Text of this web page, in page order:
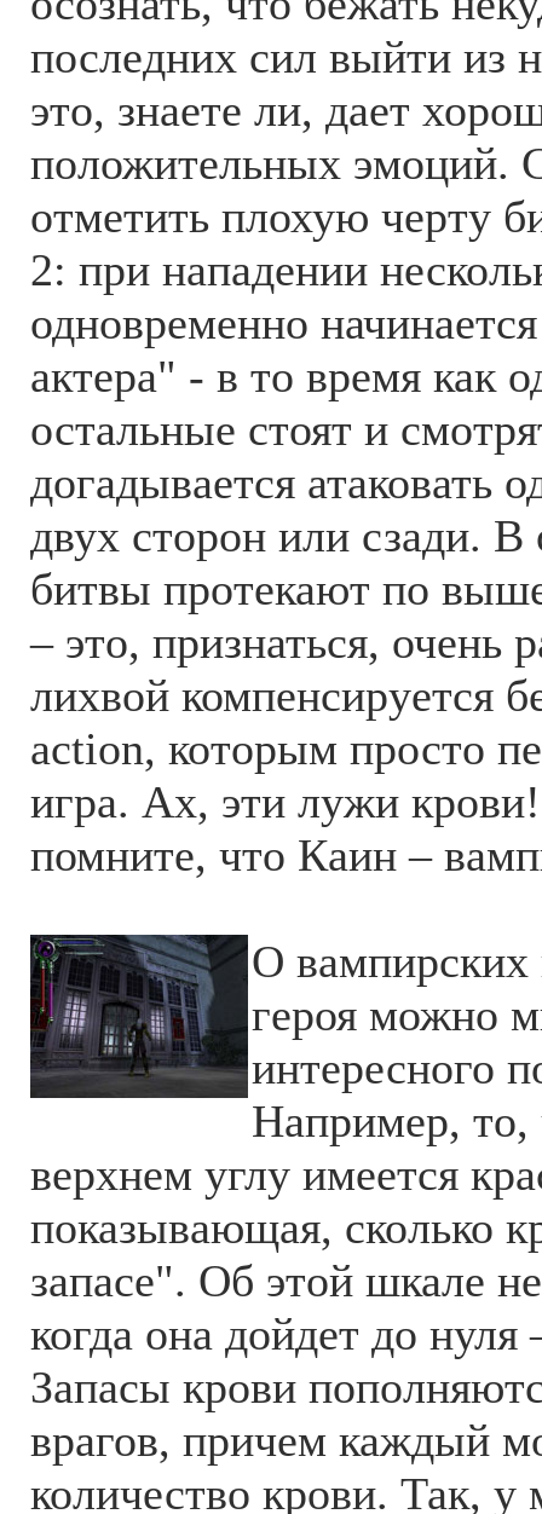
последних сил выйти из
это, знаете ли, дает
положительных эмоций.
отметить плохую черту
2: при нападении
одновременно
актера" - в то время как
остальные стоят и
догадывается атаковать
двух сторон или сзади. В
битвы протекают по
– это, признаться, очень
лихвой компенсируется
action, которым просто
игра. Ах, эти лужи
помните, что Каин –
О вампирских
героя можно
интересного
Например, то,
верхнем углу имеется
показывающая, сколько
запасе". Об этой шкале
когда она дойдет до
Запасы крови
врагов, причем каждый
количество крови. Так,